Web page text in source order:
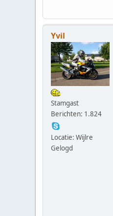
Yvil
Stamgast
Berichten: 1.824
Locatie: Wijlre
Gelogd